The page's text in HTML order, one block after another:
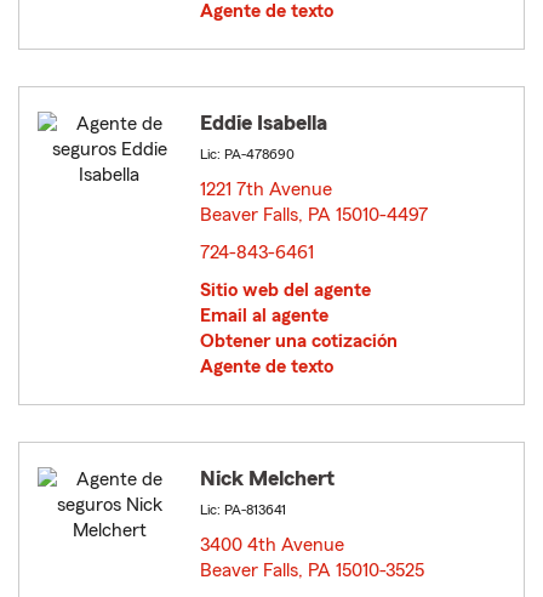
Agente de texto
Eddie Isabella
Lic: PA-478690
1221 7th Avenue
Beaver Falls, PA 15010-4497
724-843-6461
Sitio web del agente
Email al agente
Obtener una cotización
Agente de texto
Nick Melchert
Lic: PA-813641
3400 4th Avenue
Beaver Falls, PA 15010-3525